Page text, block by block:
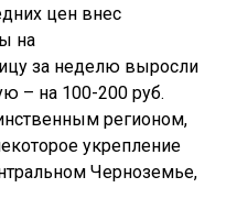
цен внес
на
за неделю выросли
– на 100-200 руб.
регионом,
укрепление
Черноземье,